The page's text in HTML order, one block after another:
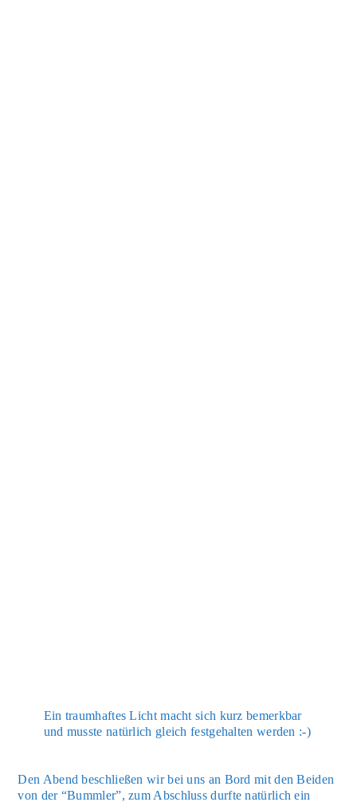
Ein traum­haf­tes Licht macht sich kurz bemerk­bar
und muss­te natür­lich gleich fest­ge­hal­ten wer­den :-)
Den Abend beschlie­ßen wir bei uns an Bord mit den Bei­den
von der “Bumm­ler”, zum Abschluss durf­te natür­lich ein